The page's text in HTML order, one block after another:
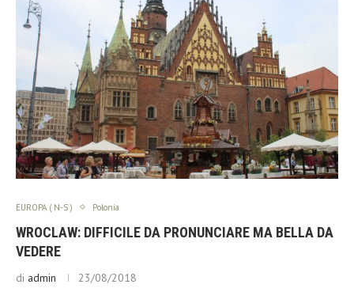
EUROPA ( N-S ) Polonia
WROCLAW: DIFFICILE DA PRONUNCIARE MA BELLA DA
VEDERE
di admin 23/08/2018